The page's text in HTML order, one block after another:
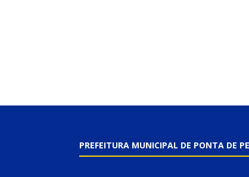
PREFEITURA MUNICIPAL DE PONTA DE